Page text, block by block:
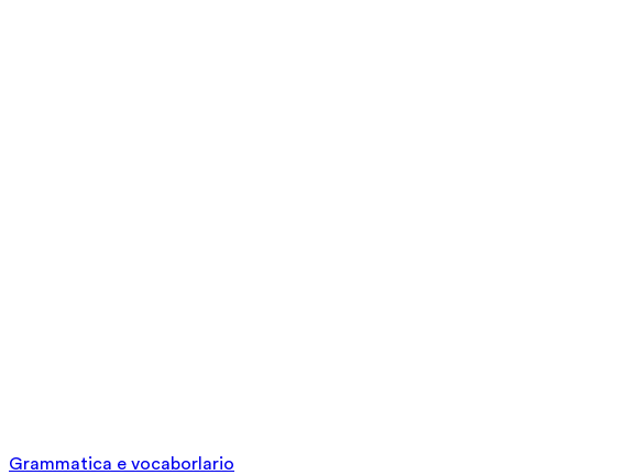
Grammatica e vocaborlario